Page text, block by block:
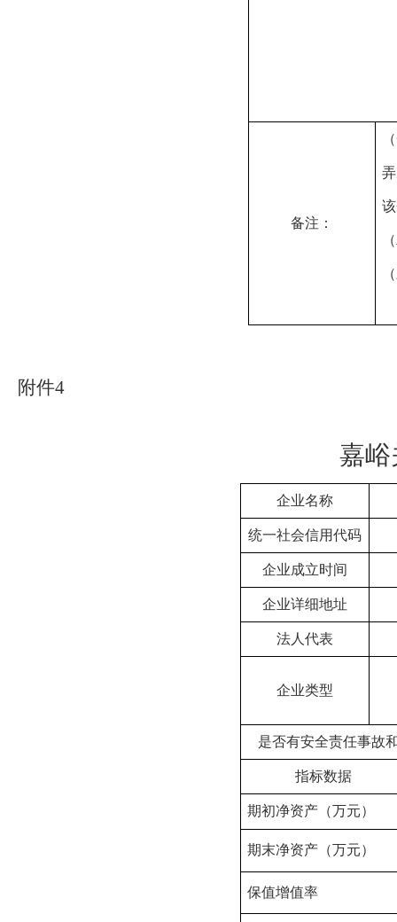
备注：
附件4
嘉峪
企业名称
统一社会信用代码
企业成立时间
企业详细地址
法人代表
企业类型
是否有安全责任事故
指标数据
期初净资产（万元）
期末净资产（万元）
保值增值率